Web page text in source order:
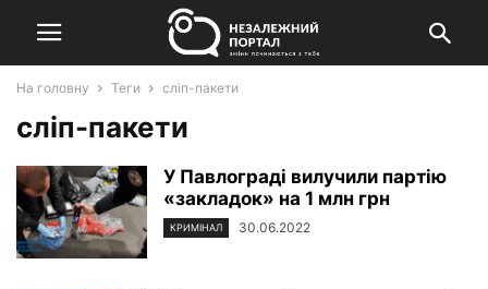
На головну Теги сліп-пакети
сліп-пакети
У Павлограді вилучили партію
«закладок» на 1 млн грн
КРИМІНАЛ 30.06.2022